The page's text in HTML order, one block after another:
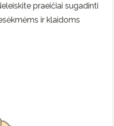
praeičiai sugadinti
ir klaidoms